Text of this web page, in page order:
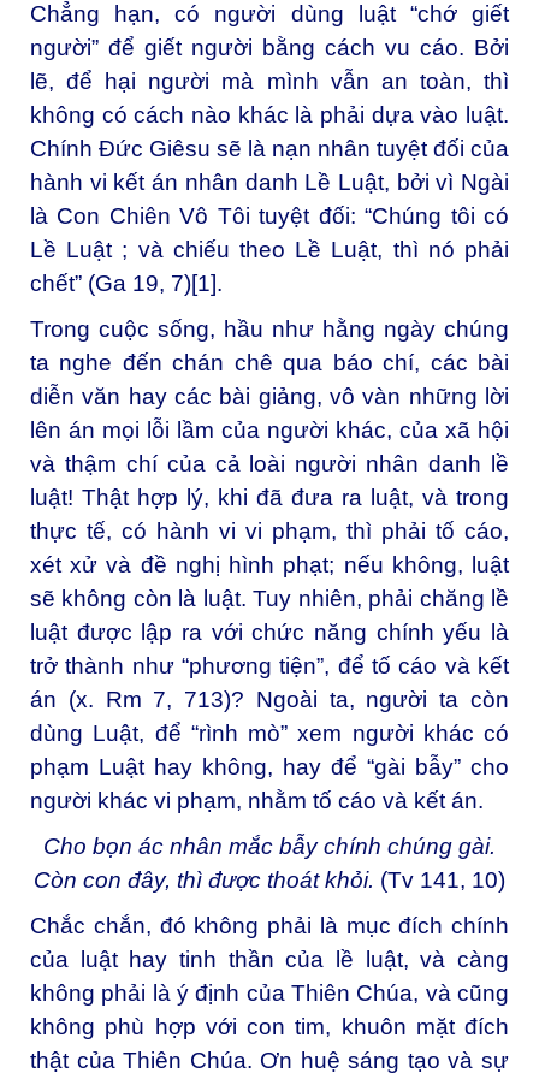
Chẳng hạn, có người dùng luật “chớ giết
người” để giết người bằng cách vu cáo. Bởi
lẽ, để hại người mà mình vẫn an toàn, thì
không có cách nào khác là phải dựa vào luật.
Chính Đức Giêsu sẽ là nạn nhân tuyệt đối của
hành vi kết án nhân danh Lề Luật, bởi vì Ngài
là Con Chiên Vô Tôi tuyệt đối: “Chúng tôi có
Lề Luật ; và chiếu theo Lề Luật, thì nó phải
chết” (Ga 19, 7)[1].
Trong cuộc sống, hầu như hằng ngày chúng
ta nghe đến chán chê qua báo chí, các bài
diễn văn hay các bài giảng, vô vàn những lời
lên án mọi lỗi lầm của người khác, của xã hội
và thậm chí của cả loài người nhân danh lề
luật! Thật hợp lý, khi đã đưa ra luật, và trong
thực tế, có hành vi vi phạm, thì phải tố cáo,
xét xử và đề nghị hình phạt; nếu không, luật
sẽ không còn là luật. Tuy nhiên, phải chăng lề
luật được lập ra với chức năng chính yếu là
trở thành như “phương tiện”, để tố cáo và kết
án (x. Rm 7, 713)? Ngoài ta, người ta còn
dùng Luật, để “rình mò” xem người khác có
phạm Luật hay không, hay để “gài bẫy” cho
người khác vi phạm, nhằm tố cáo và kết án.
Cho bọn ác nhân mắc bẫy chính chúng gài.
Còn con đây, thì được thoát khỏi. (Tv 141, 10)
Chắc chắn, đó không phải là mục đích chính
của luật hay tinh thần của lề luật, và càng
không phải là ý định của Thiên Chúa, và cũng
không phù hợp với con tim, khuôn mặt đích
thật của Thiên Chúa. Ơn huệ sáng tạo và sự